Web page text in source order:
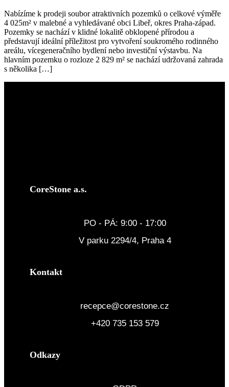
Nabízíme k prodeji soubor atraktivních pozemků o celkové výměře
4 025m² v malebné a vyhledávané obci Libeř, okres Praha-západ.
Pozemky se nachází v klidné lokalitě obklopené přírodou a
představují ideální příležitost pro vytvoření soukromého rodinného
areálu, vícegeneračního bydlení nebo investiční výstavbu. Na
hlavním pozemku o rozloze 2 829 m² se nachází udržovaná zahrada
s několika […]
CoreStone a.s.
PO - PÁ: 9:00 - 17:00
V parku 2294/4, Praha 4
Kontakt
recepce@corestone.cz
+420 735 153 579
Odkazy